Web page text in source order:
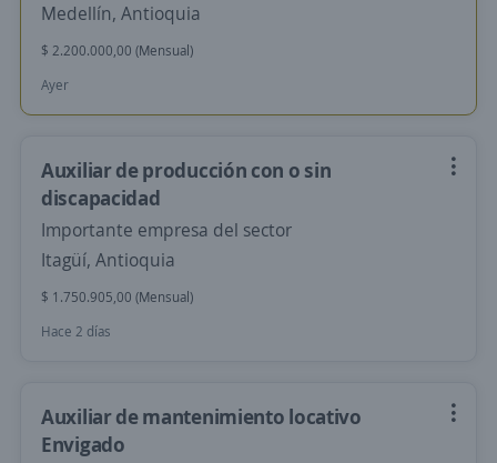
Medellín, Antioquia
$ 2.200.000,00 (Mensual)
Ayer
Auxiliar de producción con o sin
discapacidad
Importante empresa del sector
Itagüí, Antioquia
$ 1.750.905,00 (Mensual)
Hace 2 días
Auxiliar de mantenimiento locativo
Envigado